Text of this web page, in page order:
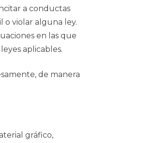
a conductas
o violar alguna ley.
en las que
aplicables.
de manera
gráfico,